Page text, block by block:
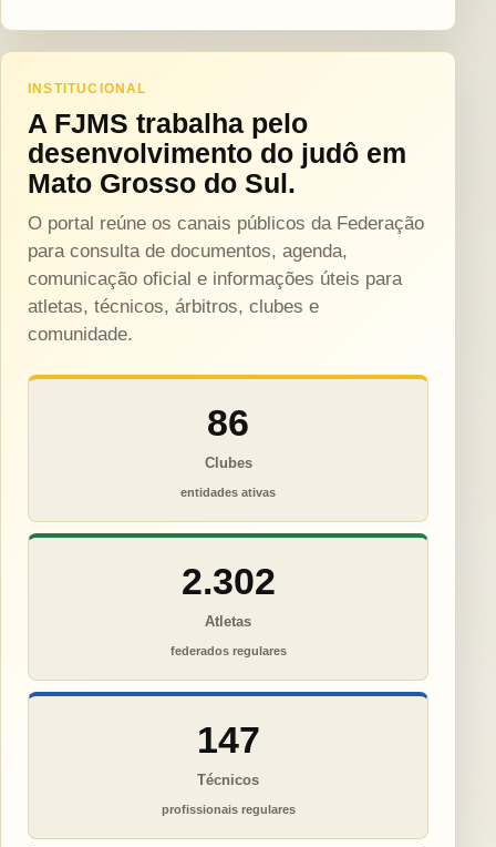
INSTITUCIONAL
A FJMS trabalha pelo
desenvolvimento do judô em
Mato Grosso do Sul.
O portal reúne os canais públicos da Federação
para consulta de documentos, agenda,
comunicação oficial e informações úteis para
atletas, técnicos, árbitros, clubes e
comunidade.
86
Clubes
entidades ativas
2.302
Atletas
federados regulares
147
Técnicos
profissionais regulares